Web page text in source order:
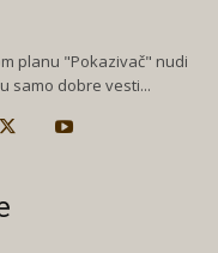
planu "Pokazivač" nudi
samo dobre vesti...